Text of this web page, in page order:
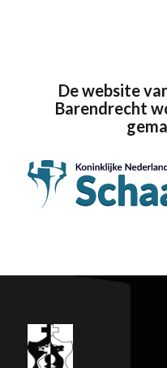
De website
Barendrecht